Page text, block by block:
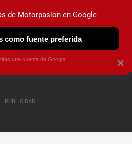
OBSERVATORIO
×
de Motorpasion en Google
como fuente preferida
una cuenta de Google